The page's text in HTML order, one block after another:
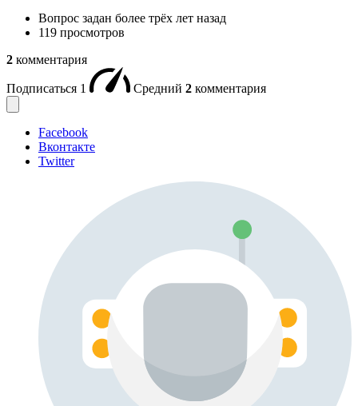
Вопрос задан более трёх лет назад
119 просмотров
2 комментария
Подписаться 1 Средний 2 комментария
Facebook
Вконтакте
Twitter